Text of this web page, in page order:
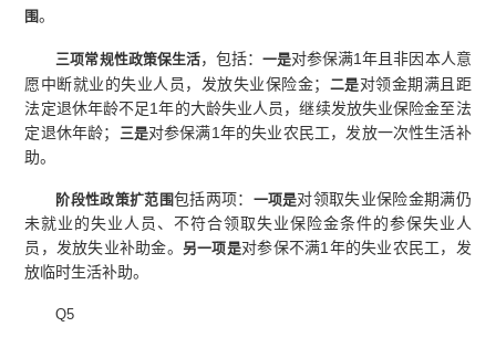
围。
三项常规性政策保生活，包括：一是对参保满1年且非因本人意
愿中断就业的失业人员，发放失业保险金； 二是对领金期满且距
法定退休年龄不足1年的大龄失业人员，继续发放失业保险金至法
定退休年龄；
三是对参保满1年的失业农民工，发放一次性生活补
助。
阶段性政策扩范围包括两项： 一项是对领取失业保险金期满仍
未就业的失业人员、不符合领取失业保险金条件的参保失业人
员，发放失业补助金。
另一项是对参保不满1年的失业农民工，发
放临时生活补助。
Q5